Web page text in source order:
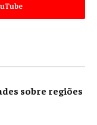
sobre regiões